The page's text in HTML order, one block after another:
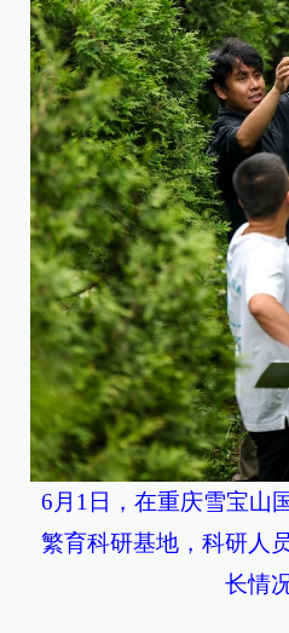
6月1日，在重庆雪宝山
繁育科研基地，科研人
长情况